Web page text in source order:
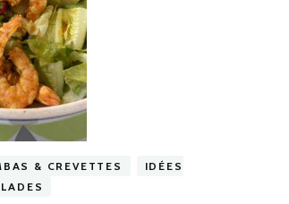
& CREVETTES
IDÉES